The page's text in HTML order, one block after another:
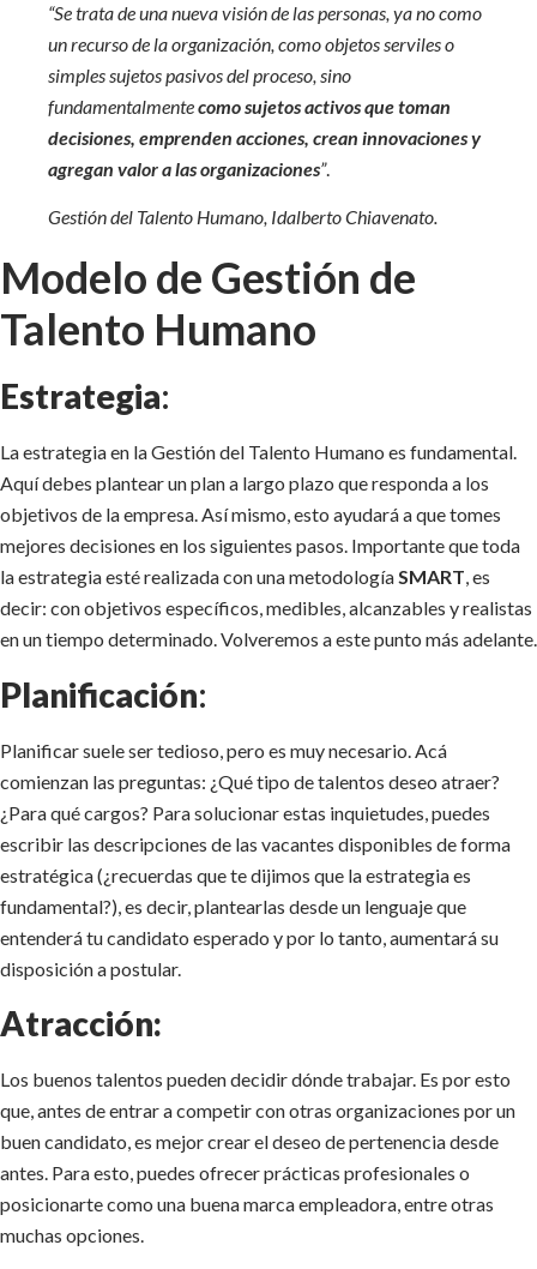
“Se trata de una nueva visión de las personas, ya no como
un recurso de la organización, como objetos serviles o
simples sujetos pasivos del proceso, sino
fundamentalmentecomo sujetos activos que toman
decisiones, emprenden acciones, crean innovaciones y
agregan valor a las organizaciones”.
Gestión del Talento Humano, Idalberto Chiavenato.
Modelo de Gestión de
Talento Humano
Estrategia:
La estrategia en la Gestión del Talento Humano es fundamental.
Aquí debes plantear un plan a largo plazo que responda a los
objetivos de la empresa. Así mismo, esto ayudará a que tomes
mejores decisiones en los siguientes pasos. Importante que toda
la estrategia esté realizada con una metodologíaSMART, es
decir: con objetivos específicos, medibles, alcanzables y realistas
en un tiempo determinado. Volveremos a este punto más adelante.
Planificación:
Planificar suele ser tedioso, pero es muy necesario. Acá
comienzan las preguntas: ¿Qué tipo de talentos deseo atraer?
¿Para qué cargos? Para solucionar estas inquietudes, puedes
escribir las descripciones de las vacantes disponibles de forma
estratégica (¿recuerdas que te dijimos que la estrategia es
fundamental?), es decir, plantearlas desde un lenguaje que
entenderá tu candidato esperado y por lo tanto, aumentará su
disposición a postular.
Atracción:
Los buenos talentos pueden decidir dónde trabajar. Es por esto
que, antes de entrar a competir con otras organizaciones por un
buen candidato, es mejor crear el deseo de pertenencia desde
antes. Para esto, puedes ofrecer prácticas profesionales o
posicionarte como una buena marca empleadora, entre otras
muchas opciones.